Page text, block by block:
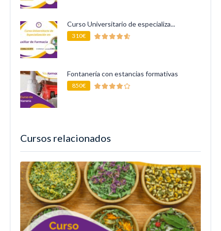
Cursos relacionados
Curso Universitario de especializa...
310€
Fontanería con estancias formativas
850€